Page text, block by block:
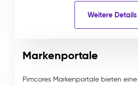
Weitere Details
Markenportale
Pimcores Markenportale bieten